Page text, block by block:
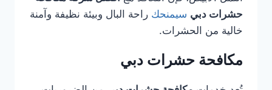
حشرات دبي سيمنحك راحة البال وبيئة نظيفة وآمنة
خالية من الحشرات.
مكافحة حشرات دبي